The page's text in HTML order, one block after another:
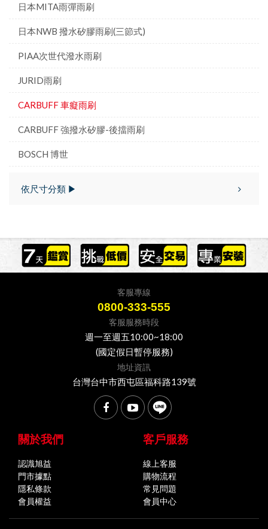
日本MITA雨彈雨刷
日本NWB 撥水矽膠雨刷(三節式)
PIAA次世代潑水雨刷
JURID雨刷
CARBUFF 車癡雨刷
CARBUFF 強撥水矽膠-後擋雨刷
BOSCH 博世
依尺寸分類 ▶
客服專線
0800-333-555
客服服務時段
週一至週五10:00~18:00
(國定假日暫停服務)
地址資訊
台灣台中市西屯區福科路139號
關於我們
認識旭益
門市據點
隱私條款
會員權益
客戶服務
線上客服
購物流程
常見問題
會員中心